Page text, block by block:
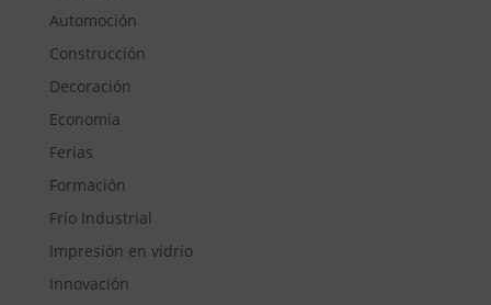
Automoción
Construcción
Decoración
Economía
Ferias
Formación
Frío Industrial
Impresión en vidrio
Innovación